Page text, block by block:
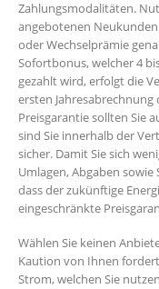
Zahlungsmodalitäten.
angebotenen
oder Wechselprämie
Sofortbonus, welcher 4
gezahlt wird, erfolgt die
ersten Jahresabrechnung
Preisgarantie sollten Sie
sind Sie innerhalb der
sicher. Damit Sie sich
Umlagen, Abgaben
dass der zukünftige
eingeschränkte
Wählen Sie keinen
Kaution von Ihnen
Strom, welchen Sie